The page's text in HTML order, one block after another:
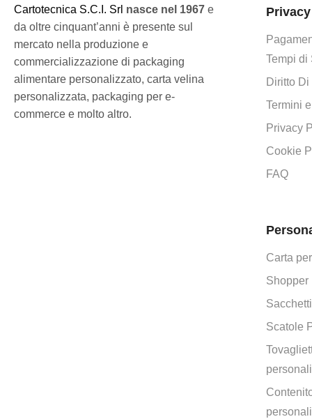
Cartotecnica S.C.I. Srl nasce nel 1967 e
da oltre cinquant’anni è presente sul
mercato nella produzione e
commercializzazione di packaging
alimentare personalizzato, carta velina
personalizzata, packaging per e-
commerce e molto altro.
Privacy
Tempi di
Diritto
Termini
Privacy
Cookie
FAQ
Carta
Shopper
Scatole